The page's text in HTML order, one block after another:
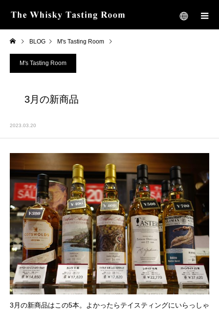
BLOG M's Tasting Room
M's Tasting Room
3月の新商品
2023.03.20
3月の新商品はこの5本。よかったらテイスティングにいらっしゃ